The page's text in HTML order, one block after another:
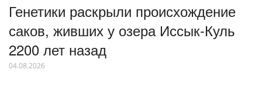
Генетики раскрыли происхождение
саков, живших у озера Иссык-Куль
2200 лет назад
04.08.2026